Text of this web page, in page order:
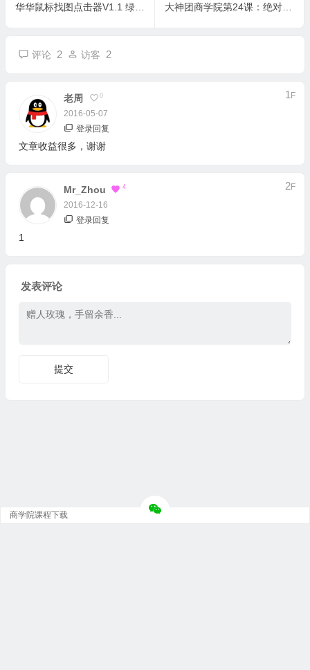
华华鼠标找图点击器V1.1 绿化破解版
大神团商学院第24课：绝对成交思路 解决客户异议
评论 2 访客 2
老周 0
2016-05-07
1 F
登录回复
文章收益很多，谢谢
Mr_Zhou 4
2016-12-16
2F
登录回复
1
发表评论
商学院课程下载